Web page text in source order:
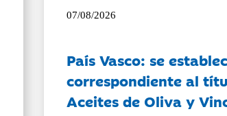
07/08/2026
País Vasco: se
correspondiente al
Aceites de Oliva y